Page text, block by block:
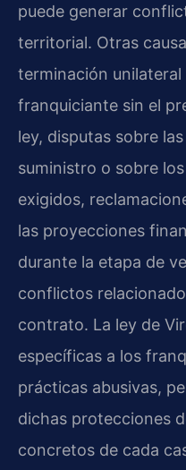
puede generar
territorial. Otras
terminación
franquiciante sin el
ley, disputas sobre
suministro o sobre
exigidos,
las proyecciones
durante la etapa de
conflictos
contrato. La ley de
específicas a los
prácticas abusivas,
dichas protecciones
concretos de cada